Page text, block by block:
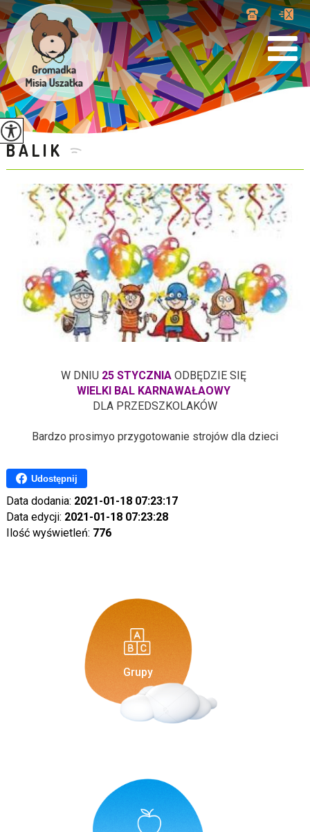
BALIK
W DNIU 25 STYCZNIAODBĘDZIE SIĘ
WIELKI BAL KARNAWAŁAOWY
DLA PRZEDSZKOLAKÓW
Bardzo prosimyo przygotowanie strojów dla dzieci
Udostępnij
Data dodania: 2021-01-18 07:23:17
Data edycji: 2021-01-18 07:23:28
Ilość wyświetleń: 776
Grupy